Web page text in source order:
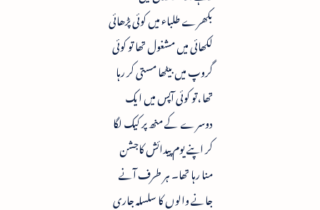
بکھرے طلباء میں کوئی پڑھائی
لکھائی میں مشغول تھا تو کوئی
گروپ میں بیٹھا مستی کر رہا
تھا ،تو کوئی آپس میں ایک
دوسرے کے منھ پر کیک لگا
کر اپنے یوم پیدائش کاجشن
منا رہا تھا۔ ہر طرف آنے
جانے والوں کا سلسلہ جاری